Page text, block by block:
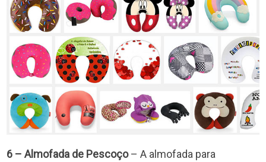
6 – Almofada de Pescoço– A almofada para